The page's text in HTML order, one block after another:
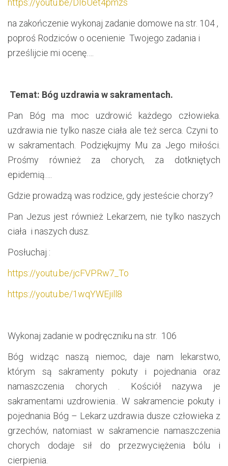
https://youtu.be/DI6Uet4pmzs
na zakończenie wykonaj zadanie domowe na str. 104 ,
poproś Rodziców o ocenienie Twojego zadania i
prześlijcie mi ocenę….
Temat: Bóg uzdrawia w sakramentach.
Pan Bóg ma moc uzdrowić każdego człowieka.
uzdrawia nie tylko nasze ciała ale też serca. Czyni to
w sakramentach. Podziękujmy Mu za Jego miłości.
Prośmy również za chorych, za dotkniętych
epidemią….
Gdzie prowadzą was rodzice, gdy jesteście chorzy?
Pan Jezus jest również Lekarzem, nie tylko naszych
ciała i naszych dusz.
Posłuchaj :
https://youtu.be/jcFVPRw7_To
https://youtu.be/1wqYWEjill8
Wykonaj zadanie w podręczniku na str. 106
Bóg widząc naszą niemoc, daje nam lekarstwo,
którym są sakramenty pokuty i pojednania oraz
namaszczenia chorych . Kościół nazywa je
sakramentami uzdrowienia.. W sakramencie pokuty i
pojednania Bóg – Lekarz uzdrawia dusze człowieka z
grzechów, natomiast w sakramencie namaszczenia
chorych dodaje sił do przezwyciężenia bólu i
cierpienia.